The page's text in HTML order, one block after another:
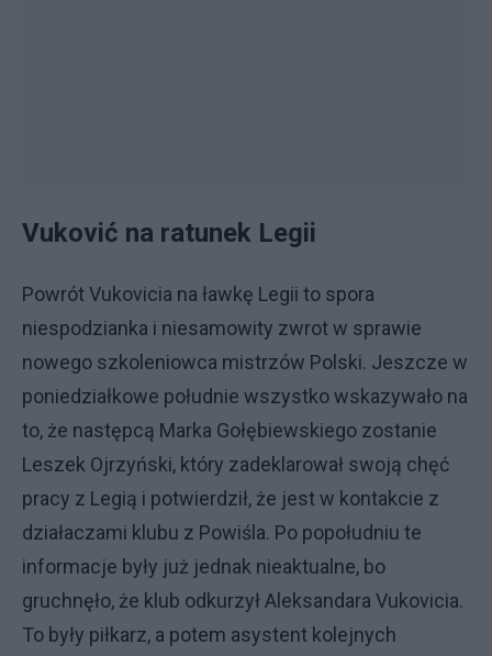
Vuković na ratunek Legii
Powrót Vukovicia na ławkę Legii to spora
niespodzianka i niesamowity zwrot w sprawie
nowego szkoleniowca mistrzów Polski. Jeszcze w
poniedziałkowe południe wszystko wskazywało na
to, że następcą Marka Gołębiewskiego zostanie
Leszek Ojrzyński, który zadeklarował swoją chęć
pracy z Legią i potwierdził, że jest w kontakcie z
działaczami klubu z Powiśla. Po popołudniu te
informacje były już jednak nieaktualne, bo
gruchnęło, że klub odkurzył Aleksandara Vukovicia.
To były piłkarz, a potem asystent kolejnych